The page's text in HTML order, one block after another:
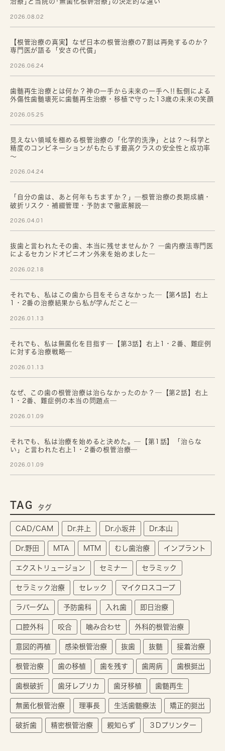
治療｣と当院の｢無菌化根幹治療｣の決定的な違い
2026.08.02
【根管治療の真実】なぜ日本の根管治療の7割は再発するのか？
専門医が語る「安さの代償」
2026.06.24
歯髄再生治療とは何か？神の一手から未来の一手へ‼転倒による
外傷性歯髄壊死に歯髄再生治療・移植で守った13歳の未来の笑顔
2026.05.25
見えない領域を極める根管治療の「化学的洗浄」とは？～科学と
精度のコンビネーションがもたらす最高クラスの安全性と成功率
～
2026.04.24
「自分の歯は、あと何年もちますか？」─根管治療の長期成績・
破折リスク・補綴管理・予防まで徹底解説─
2026.04.01
抜歯と言われたその歯、本当に残せませんか？ ―歯内療法専門医
によるセカンドオピニオン外来を始めました―
2026.02.18
それでも、私はこの歯から目をそらさなかった─【第4話】右上
1・2番の治療結果から私が学んだこと─
2026.01.13
それでも、私は無菌化を目指す─【第3話】右上1・2番、難症例
に対する治療戦略─
2026.01.13
なぜ、この歯の根管治療は治らなかったのか？─【第2話】右上
1・2番、難症例の本当の問題点─
2026.01.09
それでも、私は治療を始めると決めた。─【第1話】「治らな
い」と言われた右上1・2番の根管治療─
2026.01.09
TAG タグ
CAD/CAM Dr.井上 Dr.小坂井 Dr.本山
Dr.野田 MTA MTM むし歯治療 インプラント
エクストリュージョン セミナー セラミック
セラミック治療 セレック マイクロスコープ
ラバーダム 予防歯科 入れ歯 即日治療
口腔外科 咬合 噛み合わせ 外科的根管治療
意図的再植 感染根管治療 抜歯 抜髄 接着治療
根管治療 歯の移植 歯を残す 歯周病 歯根挺出
歯根破折 歯牙レプリカ 歯牙移植 歯髄再生
無菌化根管治療 理事長 生活歯髄療法 矯正的挺出
破折歯 精密根管治療 親知らず ３Dプリンター